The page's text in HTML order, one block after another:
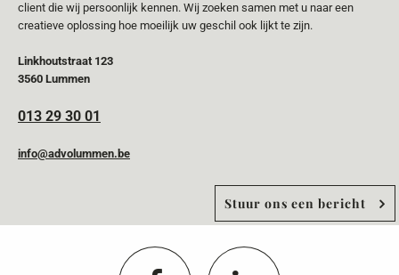
client die wij persoonlijk kennen. Wij zoeken samen met u naar een
creatieve oplossing hoe moeilijk uw geschil ook lijkt te zijn.
Linkhoutstraat 123
3560 Lummen
013 29 30 01
info@advolummen.be
Stuur ons een bericht